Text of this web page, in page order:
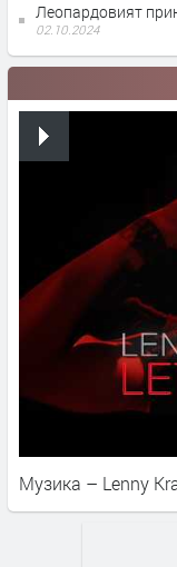
Леопардовият
02.10.2024
Музика – Lenny